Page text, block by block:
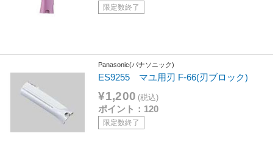
限定数終了
Panasonic(パナソニック)
ES9255 マユ用刃 F-66(刃ブロック)
¥1,200 (税込)
ポイント：120
限定数終了